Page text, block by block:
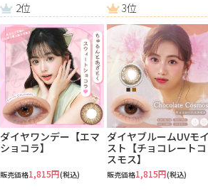
2位
ダイヤワンデー【エマ
ショコラ】
販売価格1,815円(税込)
3位
ダイヤブルームUVモ
スト【チョコレートコ
スモス】
販売価格1,815円(税込)